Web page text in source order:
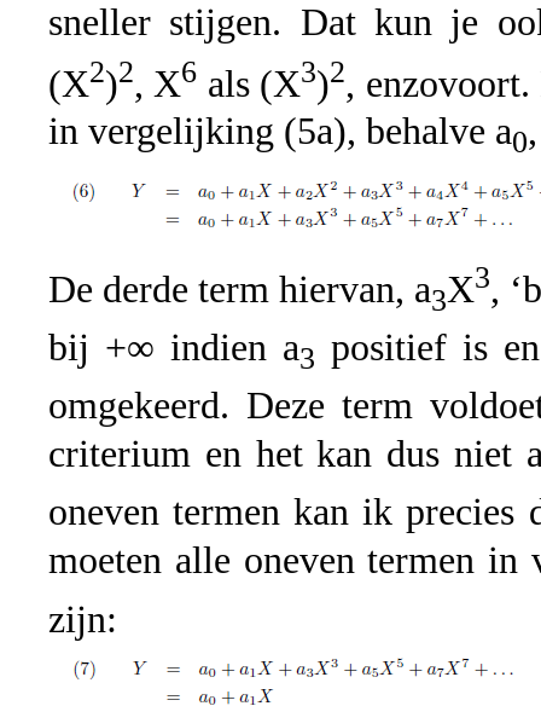
sneller stijgen. Dat kun je
(X2)2, X6 als (X3)2,
in vergelijking (5a), behalve a0
De derde term hiervan, a3X3,
bij +∞ indien a3 positief is
omgekeerd. Deze term
criterium en het kan dus niet
oneven termen kan ik precies
moeten alle oneven termen
zijn: